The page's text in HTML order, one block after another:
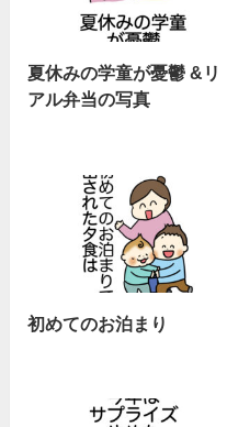
夏休みの学童が憂鬱 &リ
アル弁当の写真
初めてのお泊まり